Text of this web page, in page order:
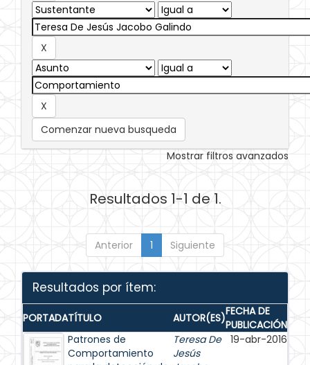
Comenzar nueva busqueda
Mostrar filtros avanzados
Resultados 1-1 de 1.
Anterior 1 Siguiente
Resultados por ítem:
PORTADATÍTULO AUTOR(ES)FECHA DE
PUBLICACIÓN
Patrones de
Comportamiento
Teresa De
Jesús
19-abr-2016